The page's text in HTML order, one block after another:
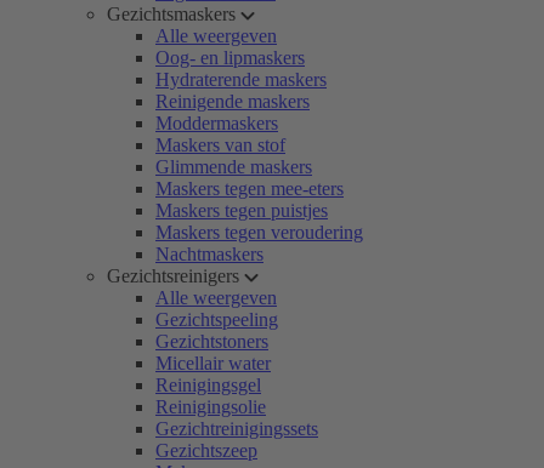
Gezichtsmaskers
Alle weergeven
Oog- en lipmaskers
Hydraterende maskers
Reinigende maskers
Moddermaskers
Maskers van stof
Glimmende maskers
Maskers tegen mee-eters
Maskers tegen puistjes
Maskers tegen veroudering
Nachtmaskers
Gezichtsreinigers
Alle weergeven
Gezichtspeeling
Gezichtstoners
Micellair water
Reinigingsgel
Reinigingsolie
Gezichtreinigingssets
Gezichtszeep